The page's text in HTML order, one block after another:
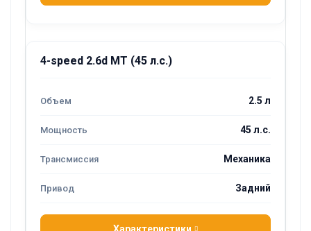
4-speed 2.6d MT (45 л.с.)
2.5 л
45 л.с.
Механика
Задний